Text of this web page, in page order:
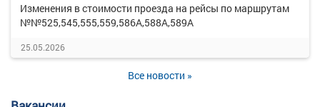
Изменения в стоимости проезда на рейсы по маршрутам
№№525,545,555,559,586А,588А,589А
25.05.2026
Все новости »